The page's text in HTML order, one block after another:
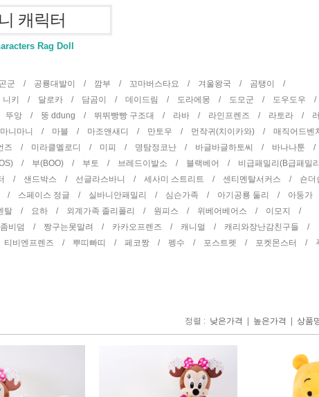
캐릭터
Rag Doll
곤군 / 공룡대발이 / 깜부 / 꼬마버스타요 / 겨울왕국 / 곰탱이 /
니키 / 달로카 / 담곰이 / 데이드림 / 도라에몽 / 도모군 / 도우도우 /
뚜앙 / 뚱 ddung / 뛰뛰빵빵 구조대 / 라바 / 라인프렌즈 / 라토라 /
마니마니 / 마블 / 마조앤새디 / 만토우 / 먼작귀(치이카와) / 매직어드
즈 / 미라클멜로디 / 미피 / 명탐정코난 / 바글바글하토씨 / 바나나툰 /
/ 부(BOO) / 부토 / 브레드이발소 / 블랙베어 / 비급패밀리(B급패
터 / 샌드박스 / 선글라스바니 / 세사미 스트리트 / 센티멘탈서커스 / 숀
/ 스페이스 정글 / 실바니안패밀리 / 심슨가족 / 아기공룡 둘리 / 아둥
탈 / 요하 / 외계가족 졸리폴리 / 원피스 / 위베어베어스 / 이모지 /
좀비덤 / 짱구는못말려 / 카카오프렌즈 / 캐니멀 / 캐리와장난감친구들 /
티비엔프렌즈 / 뿌띠빠띠 / 페코짱 / 펭수 / 포스트펫 / 포켓몬스터 /
정렬 : 낮은가격 높은가격 상품